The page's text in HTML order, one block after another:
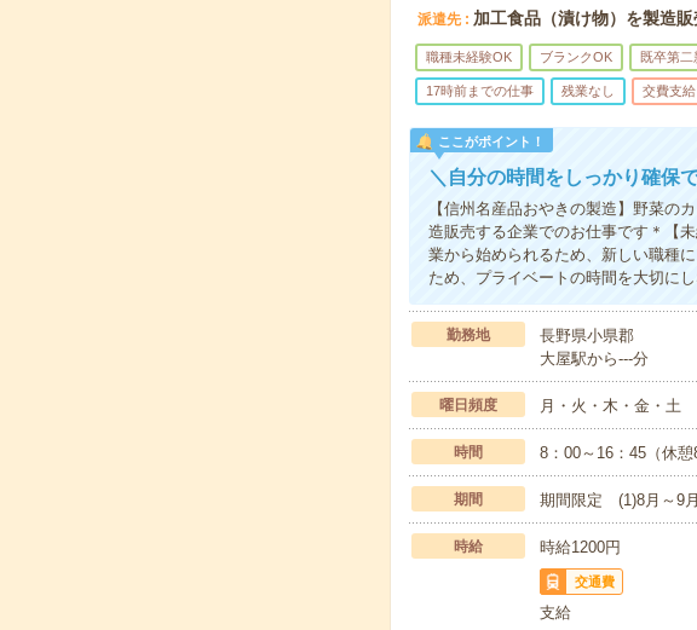
派遣先 加工食品（漬け物）を製造
職種未経験OK ブランクOK 既卒第二
17時前までの仕事 残業なし 交費支給
ここがポイント！
＼自分の時間をしっかり確保
【信州名産品おやきの製造】野菜の
造販売する企業でのお仕事です＊【
業から始められるため、新しい職種
ため、プライベートの時間を大切に
勤務地
長野県小県郡
大屋駅から---分
曜日頻度 月・火・木・金・土
時間 8：00～16：45（休憩
期間 期間限定 (1)8月～9
時給 時給1200円
交通費
支給